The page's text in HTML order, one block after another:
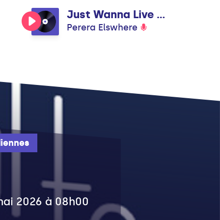
Just Wanna Live Some
Perera Elswhere
2026 à 08h00